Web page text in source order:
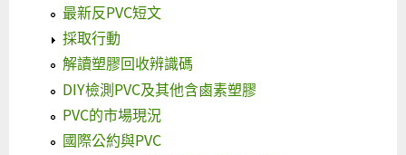
最新反PVC短文
採取行動
解讀塑膠回收辨識碼
DIY檢測PVC及其他含鹵素塑膠
PVC的市場現況
國際公約與PVC